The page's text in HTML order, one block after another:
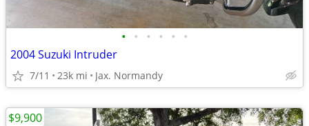
• • • • • •
2004 Suzuki Intruder
7/11 23k mi Jax. Normandy
$9,900